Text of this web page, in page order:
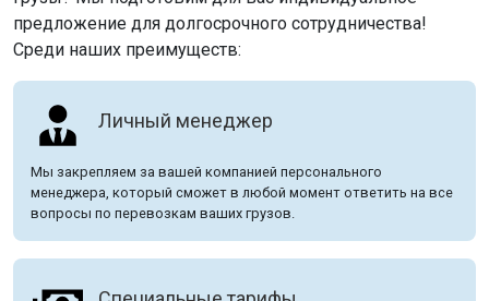
предложение для долгосрочного сотрудничества!
Среди наших преимуществ:
Личный менеджер
Мы закрепляем за вашей компанией персонального
менеджера, который сможет в любой момент ответить на все
вопросы по перевозкам ваших грузов.